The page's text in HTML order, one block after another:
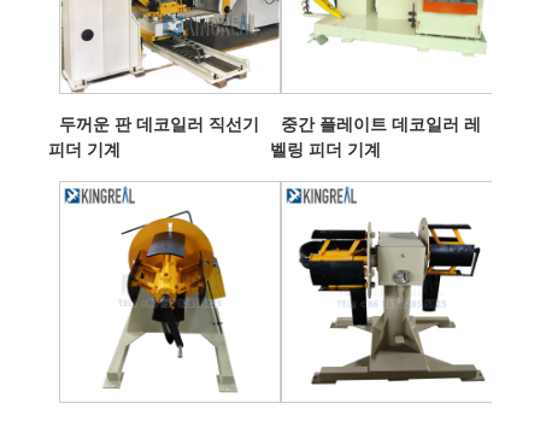
두꺼운 판 데코일러 직선기
피더 기계
중간 플레이트 데코일러 레
벨링 피더 기계